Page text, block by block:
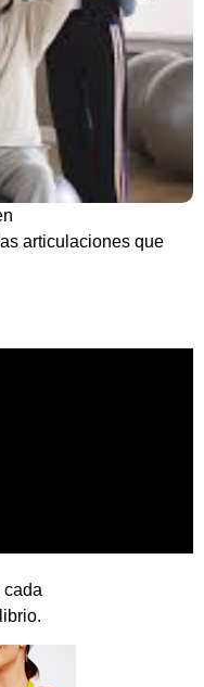
articulaciones que
cada